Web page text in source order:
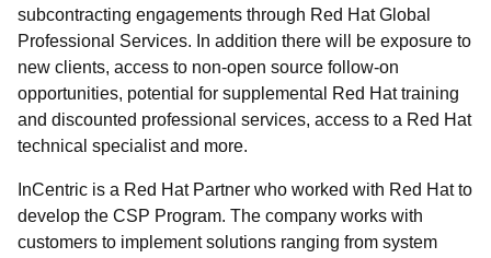
subcontracting engagements through Red Hat Global
Professional Services. In addition there will be exposure to
new clients, access to non-open source follow-on
opportunities, potential for supplemental Red Hat training
and discounted professional services, access to a Red Hat
technical specialist and more.
InCentric is a Red Hat Partner who worked with Red Hat to
develop the CSP Program. The company works with
customers to implement solutions ranging from system